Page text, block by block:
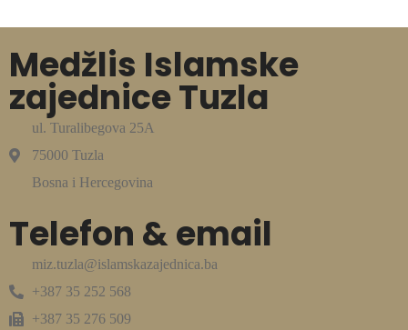
Medžlis Islamske
zajednice Tuzla
ul. Turalibegova 25A
75000 Tuzla
Bosna i Hercegovina
Telefon & email
miz.tuzla@islamskazajednica.ba
+387 35 252 568
+387 35 276 509